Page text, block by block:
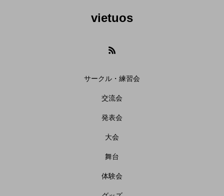
vietuos
サークル・練習会
交流会
発表会
大会
舞台
体験会